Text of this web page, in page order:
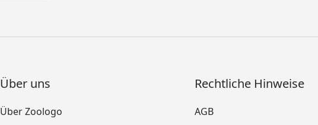
Über uns
Über Zoologo
Rechtliche Hinweise
AGB